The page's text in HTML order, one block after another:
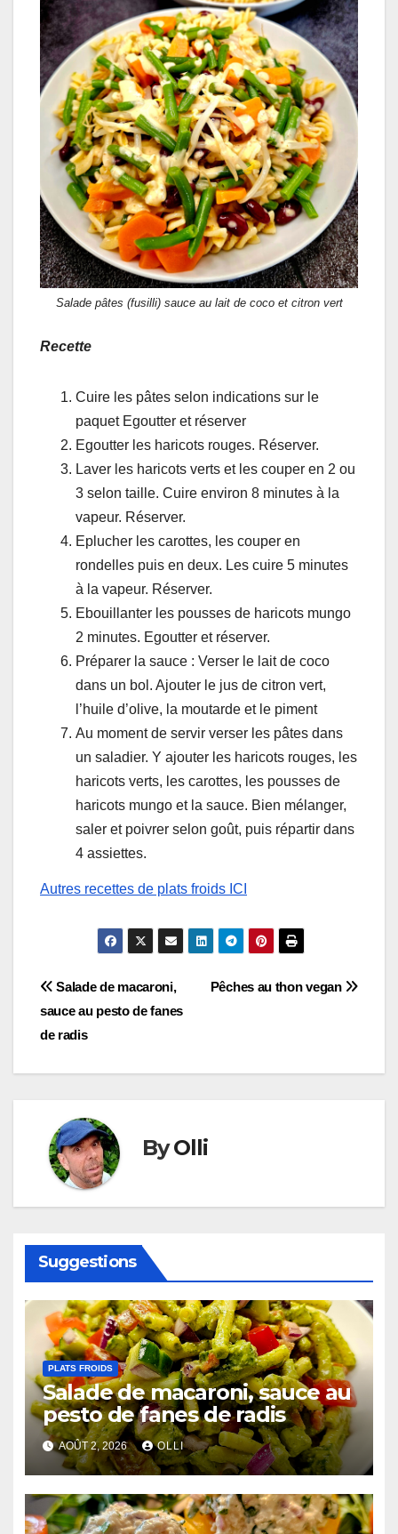
Salade pâtes (fusilli) sauce au lait de coco et citron vert
Recette
Cuire les pâtes selon indications sur le
paquet Egoutter et réserver
Egoutter les haricots rouges. Réserver.
Laver les haricots verts et les couper en 2 ou
3 selon taille. Cuire environ 8 minutes à la
vapeur. Réserver.
Eplucher les carottes, les couper en
rondelles puis en deux. Les cuire 5 minutes
à la vapeur. Réserver.
Ebouillanter les pousses de haricots mungo
2 minutes. Egoutter et réserver.
Préparer la sauce : Verser le lait de coco
dans un bol. Ajouter le jus de citron vert,
l’huile d’olive, la moutarde et le piment
Au moment de servir verser les pâtes dans
un saladier. Y ajouter les haricots rouges, les
haricots verts, les carottes, les pousses de
haricots mungo et la sauce. Bien mélanger,
saler et poivrer selon goût, puis répartir dans
4 assiettes.
Autres recettes de plats froids ICI
Navigation
de
l’article
Pêches au thon vegan
Salade de macaroni,
sauce au pesto de fanes
de radis
ByOlli
Suggestions
PLATS FROIDS
Salade de macaroni, sauce au
pesto de fanes de radis
AOÛT 2, 2026 OLLI